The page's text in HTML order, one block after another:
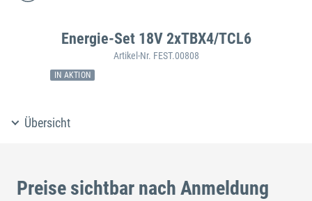
Energie-Set 18V 2xTBX4/TCL6
Artikel-Nr. FEST.00808
IN AKTION
Übersicht
Preise sichtbar nach Anmeldung